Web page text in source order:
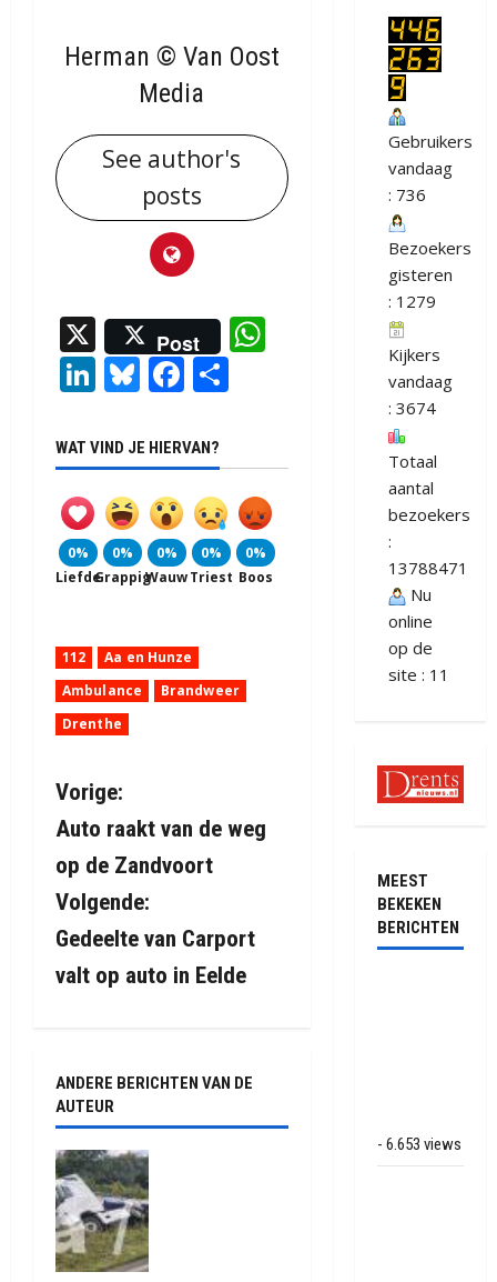
Herman © Van Oost
Media
See author's
posts
X Post
WhatsApp
LinkedIn
Bluesky
Facebook
WAT VIND JE HIERVAN?
0%
Liefde
0%
Grappig
0%
Wauw
0%
Triest
0%
Boos
112
Aa en Hunze
Ambulance
Brandweer
Drenthe
B
e
r
i
c
t
n
a
v
i
Vorige:
Auto raakt van de weg
op de Zandvoort
Volgende:
Gedeelte van Carport
valt op auto in Eelde
ANDERE BERICHTEN VAN DE
AUTEUR
Gebruikers
vandaag
: 736
Bezoekers
gisteren
: 1279
Kijkers
vandaag
: 3674
Totaal
aantal
bezoekers
:
13788471
Nu
online
op de
site : 11
MEEST
BEKEKEN
BERICHTEN
- 6.653 views